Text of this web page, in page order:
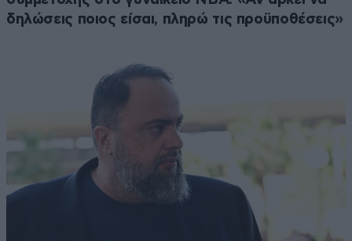
δηλώσεις ποιος είσαι, πληρώ τις προϋποθέσεις»